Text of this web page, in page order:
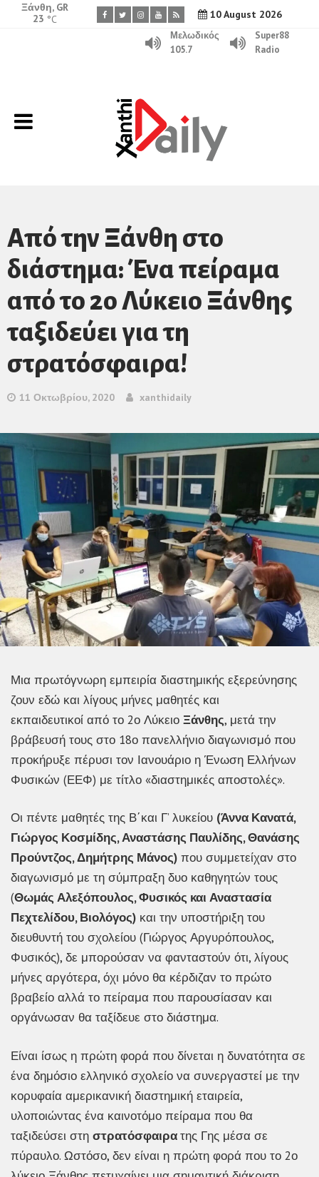
10 August 2026
Ξάνθη, GR
23 °C
Μελωδικός
105.7
Super88
Radio
Από την Ξάνθη στο
διάστημα: Ένα πείραμα
από το 2ο Λύκειο Ξάνθης
ταξιδεύει για τη
στρατόσφαιρα!
11 Οκτωβρίου, 2020 xanthidaily
Μια πρωτόγνωρη εμπειρία διαστημικής εξερεύνησης
ζουν εδώ και λίγους μήνες μαθητές και
εκπαιδευτικοί από το 2ο Λύκειο Ξάνθης, μετά την
βράβευσή τους στο 18ο πανελλήνιο διαγωνισμό που
προκήρυξε πέρυσι τον Ιανουάριο η Ένωση Ελλήνων
Φυσικών (ΕΕΦ) με τίτλο «διαστημικές αποστολές».
Οι πέντε μαθητές της Β΄και Γ’ λυκείου (Άννα Κανατά,
Γιώργος Κοσμίδης, Αναστάσης Παυλίδης, Θανάσης
Προύντζος, Δημήτρης Μάνος) που συμμετείχαν στο
διαγωνισμό με τη σύμπραξη δυο καθηγητών τους
(Θωμάς Αλεξόπουλος, Φυσικός και Αναστασία
Πεχτελίδου, Βιολόγος) και την υποστήριξη του
διευθυντή του σχολείου (Γιώργος Αργυρόπουλος,
Φυσικός), δε μπορούσαν να φανταστούν ότι, λίγους
μήνες αργότερα, όχι μόνο θα κέρδιζαν το πρώτο
βραβείο αλλά το πείραμα που παρουσίασαν και
οργάνωσαν θα ταξίδευε στο διάστημα.
Είναι ίσως η πρώτη φορά που δίνεται η δυνατότητα σε
ένα δημόσιο ελληνικό σχολείο να συνεργαστεί με την
κορυφαία αμερικανική διαστημική εταιρεία,
υλοποιώντας ένα καινοτόμο πείραμα που θα
ταξιδεύσει στη στρατόσφαιρατης Γης μέσα σε
πύραυλο. Ωστόσο, δεν είναι η πρώτη φορά που το 2ο